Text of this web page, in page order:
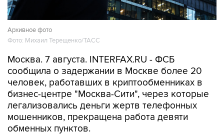
Архивное фото
Фото: Михаил Терещенко/ТАСС
Москва. 7 августа. INTERFAX.RU - ФСБ
сообщила о задержании в Москве более 20
человек, работавших в криптообменниках в
бизнес-центре "Москва-Сити", через которые
легализовались деньги жертв телефонных
мошенников, прекращена работа девяти
обменных пунктов.